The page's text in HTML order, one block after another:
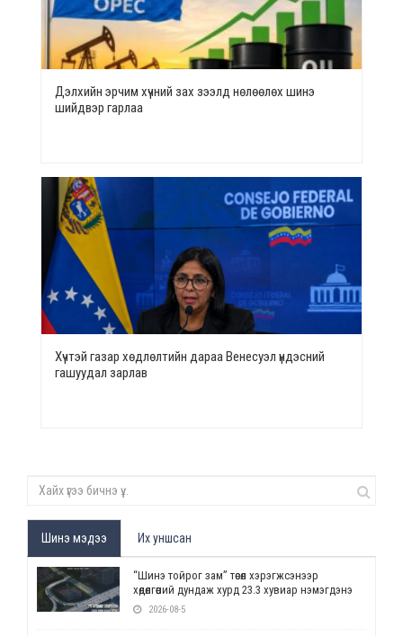
Дэлхийн эрчим хүчний зах зээлд нөлөөлөх шинэ
шийдвэр гарлаа
Хүчтэй газар хөдлөлтийн дараа Венесуэл үндэсний
гашуудал зарлав
Шинэ мэдээ Их уншсан
“Шинэ тойрог зам” төсөл хэрэгжсэнээр
хөдөлгөөний дундаж хурд 23.3 хувиар нэмэгдэнэ
2026-08-5